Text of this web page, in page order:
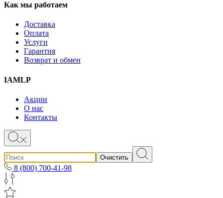
Как мы работаем
Доставка
Оплата
Услуги
Гарантия
Возврат и обмен
IAMLP
Акции
О нас
Контакты
Очистить
8 (800) 700-41-98